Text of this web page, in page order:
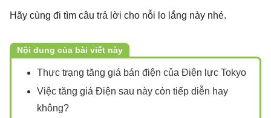
Hãy cùng đi tìm câu trả lời cho nỗi lo lắng này nhé.
Nội dung của bài viết này
Thực trạng tăng giá bán điện của Điện lực Tokyo
Việc tăng giá Điện sau này còn tiếp diễn hay
không?